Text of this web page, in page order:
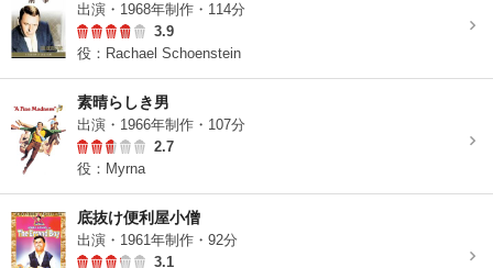
出演・1968年制作・114分
3.9
役：Rachael Schoenstein
素晴らしき男
出演・1966年制作・107分
2.7
役：Myrna
底抜け便利屋小僧
出演・1961年制作・92分
3.1